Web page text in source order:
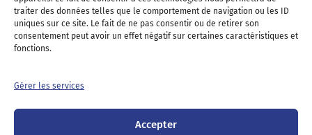
traiter des données telles que le comportement de navigation ou les ID
uniques sur ce site. Le fait de ne pas consentir ou de retirer son
consentement peut avoir un effet négatif sur certaines caractéristiques et
fonctions.
Gérer les services
Accepter
75007 Paris
Tél : 01 44 11 11 70
E-mail : anel-secretariat@anel.asso.fr
Devenez adhérents
Twitter